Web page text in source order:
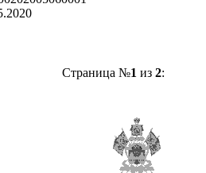
Страница №1 из 2: